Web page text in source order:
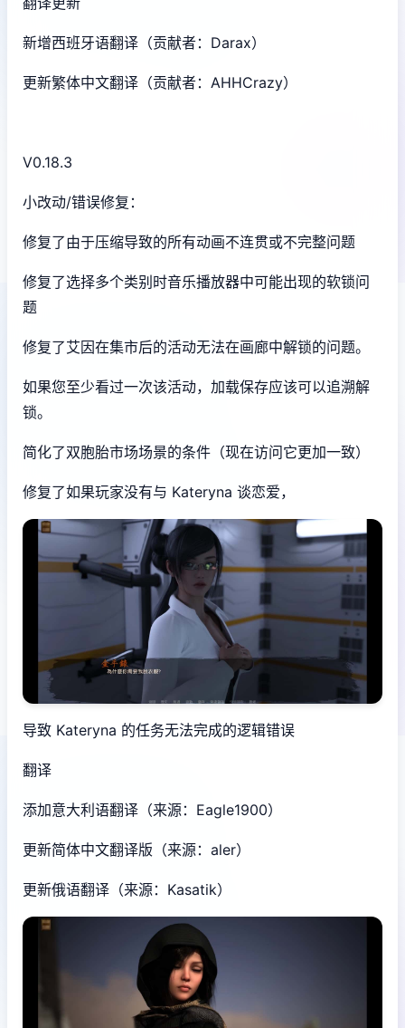
新增西班牙语翻译（贡献者：Darax）
更新繁体中文翻译（贡献者：AHHCrazy）
V0.18.3
小改动/错误修复：
修复了由于压缩导致的所有动画不连贯或不完整问题
修复了选择多个类别时音乐播放器中可能出现的软锁问
题
修复了艾因在集市后的活动无法在画廊中解锁的问题。
如果您至少看过一次该活动，加载保存应该可以追溯解
锁。
简化了双胞胎市场场景的条件（现在访问它更加一致）
修复了如果玩家没有与 Kateryna 谈恋爱，
导致 Kateryna 的任务无法完成的逻辑错误
翻译
添加意大利语翻译（来源：Eagle1900）
更新简体中文翻译版（来源：aler）
更新俄语翻译（来源：Kasatik）